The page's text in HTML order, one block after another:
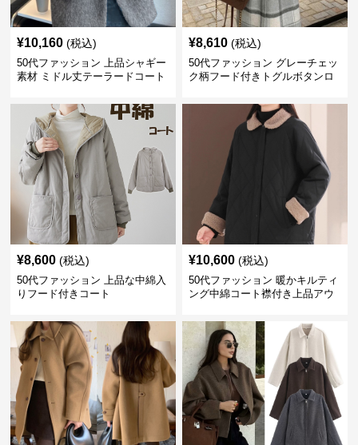
¥10,160 (税込)
50代ファッション 上品シャギー
素材 ミドル丈テーラードコート
¥8,610 (税込)
50代ファッション グレーチェッ
ク柄フード付きトグルボタンロ
¥8,600 (税込)
50代ファッション 上品な中綿入
りフード付きコート
¥10,600 (税込)
50代ファッション 暖かキルティ
ング中綿コート襟付き上品アウ